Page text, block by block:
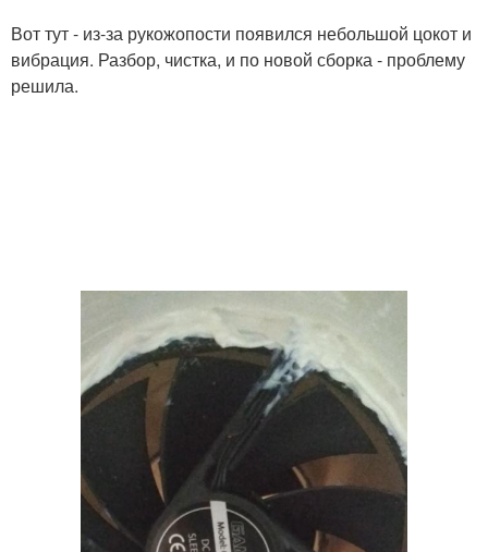
Вот тут - из-за рукожопости появился небольшой цокот и
вибрация. Разбор, чистка, и по новой сборка - проблему
решила.